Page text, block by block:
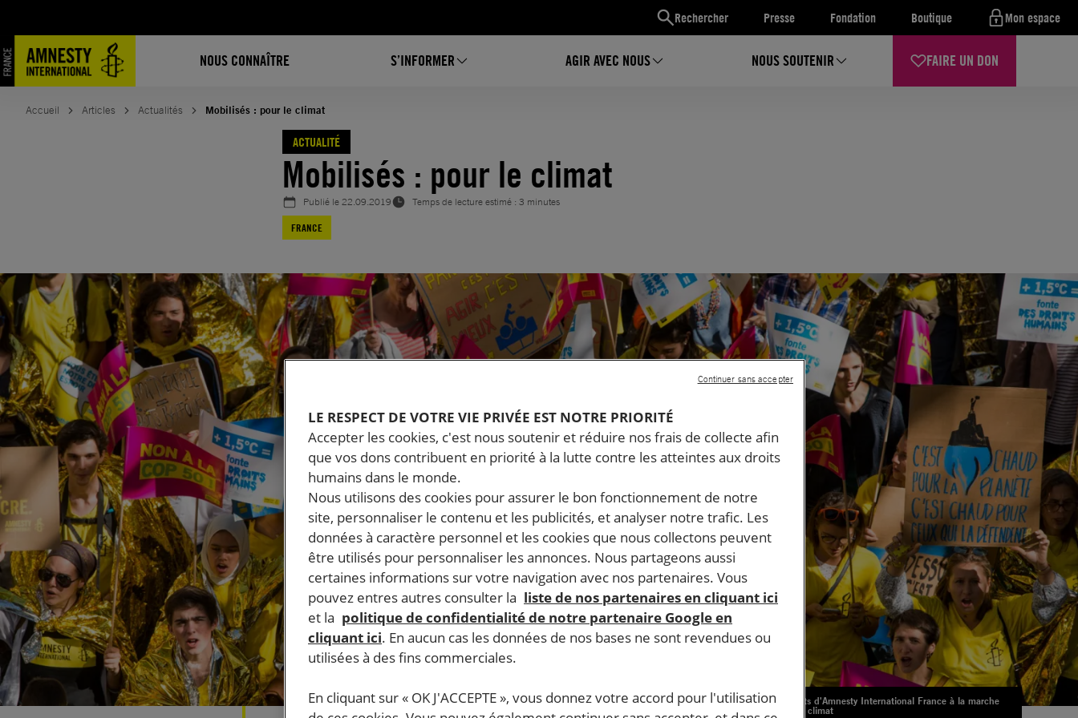
Rechercher Presse Fondation Boutique Mon espace
NOUS CONNAÎTRE S’INFORMER AGIR AVEC NOUS NOUS SOUTENIR FAIRE UN DON
contenu
Accueil Articles Actualités Mobilisés : pour le climat
ACTUALITÉ
Mobilisés : pour le climat
Publié le22.09.2019
Temps de lecture estimé : 3 minutes
FRANCE
Militants d'Amnesty International France à la marche
pour le climat
LE RESPECT DE VOTRE VIE PRIVÉE EST NOTRE PRIORITÉ
Accepter les cookies, c'est nous soutenir et réduire nos frais de collecte afin
que vos dons contribuent en priorité à la lutte contre les atteintes aux droits
humains dans le monde.
Nous utilisons des cookies pour assurer le bon fonctionnement de notre
site, personnaliser le contenu et les publicités, et analyser notre trafic. Les
données à caractère personnel et les cookies que nous collectons peuvent
être utilisés pour personnaliser les annonces. Nous partageons aussi
certaines informations sur votre navigation avec nos partenaires. Vous
pouvez entres autres consulter la liste de nos partenaires en cliquant ici
et la politique de confidentialité de notre partenaire Google en
cliquant ici. En aucun cas les données de nos bases ne sont revendues ou
utilisées à des fins commerciales.
En cliquant sur « OK J'ACCEPTE », vous donnez votre accord pour l'utilisation
Continuer sans accepter